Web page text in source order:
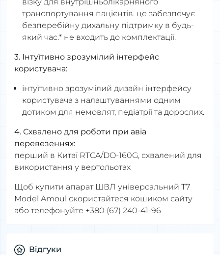
транспортування пацієнтів. це забезпечує
безперебійну дихальну підтримку в будь-
який час.* не входить до комплектації.
3. Інтуїтивно зрозумілий інтерфейс
користувача:
інтуїтивно зрозумілий дизайн інтерфейсу
користувача з налаштуваннями одним
дотиком для немовлят, педіатрії та дорослих.
4. Схвалено для роботи при авіа
перевезеннях:
перший в Китаї RTCA/DO-160G, схвалений для
використання у вертольотах
Щоб купити апарат ШВЛ універсальний Т7
Model Amoul скористайтеся кошиком сайту
або телефонуйте +380 (67) 240-41-96
Відгуки